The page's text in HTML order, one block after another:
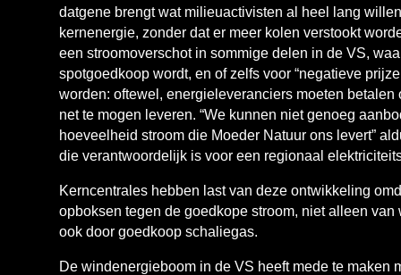
datgene brengt wat milieuactivisten al heel lang
kernenergie, zonder dat er meer kolen verstookt
een stroomoverschot in sommige delen in de VS,
spotgoedkoop wordt, en of zelfs voor “negatieve
worden: oftewel, energieleveranciers moeten betalen
net te mogen leveren. “We kunnen niet genoeg
hoeveelheid stroom die Moeder Natuur ons levert”
die verantwoordelijk is voor een regionaal
Kerncentrales hebben last van deze ontwikkeling
opboksen tegen de goedkope stroom, niet alleen van
ook door goedkoop schaliegas.
De windenergieboom in de VS heeft mede te maken